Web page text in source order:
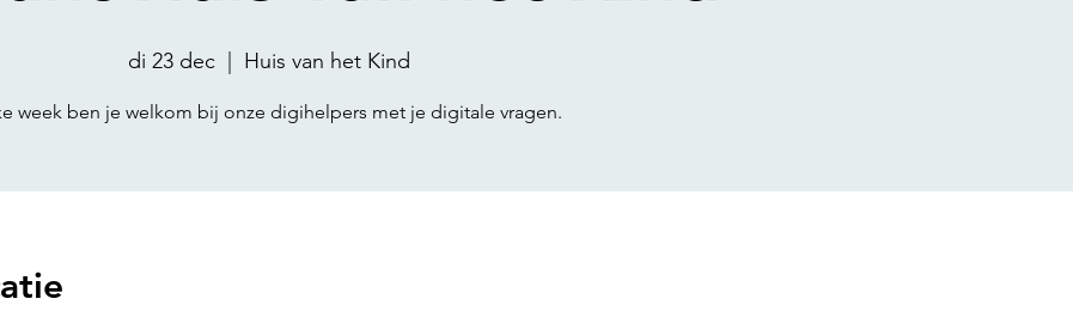
di 23 dec Huis van het Kind
week ben je welkom bij onze digihelpers met je digitale vragen.